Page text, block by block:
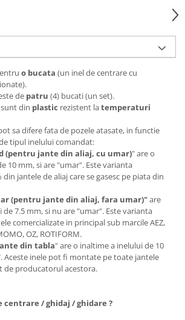
o bucata (un inel de centrare cu
de patru (4) bucati (un set).
din plastic rezistent latemperaturi
sa difere fata de pozele atasate, in functie
tipul inelului comandat:
(pentru jante din aliaj, cu umar)" are o
10 mm, si are "umar". Este varianta
jantele de aliaj care se gasesc pe piata din
(pentru jante din aliaj, fara umar)"are
7.5 mm, si nu are "umar". Este varianta
comercializate in principal sub marcile AEZ,
OZ, ROTIFORM.
din tabla" are o inaltime a inelului de 10
Aceste inele pot fi montate pe toate jantele
de producatorul acestora.
centrare / ghidaj / ghidare ?